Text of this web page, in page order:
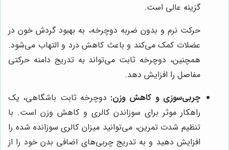
گزینه عالی است.
حرکت نرم و بدون ضربه دوچرخه، به بهبود گردش خون در
عضلات کمک می‌کند و باعث کاهش درد و التهاب می‌شود.
همچنین، دوچرخه ثابت می‌تواند به تدریج دامنه حرکتی
مفاصل را افزایش دهد.
چربی‌سوزی و کاهش وزن: دوچرخه ثابت باشگاهی، یک
راهکار موثر برای سوزاندن کالری و کاهش وزن است. با
تنظیم شدت تمرین، می‌توانید میزان کالری سوزانده شده را
افزایش دهید و به تدریج چربی‌های اضافی بدن خود را از